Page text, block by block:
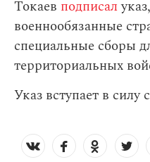
Токаев подписал
военнообязанные
специальные сборы
территориальных
Указ вступает в силу